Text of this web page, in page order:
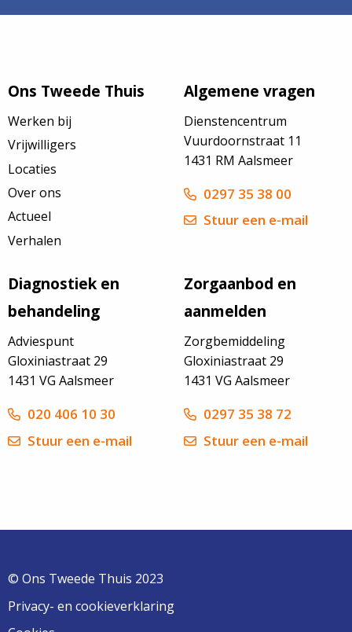
Ons Tweede Thuis
Werken bij
Vrijwilligers
Locaties
Over ons
Actueel
Verhalen
Algemene vragen
Dienstencentrum
Vuurdoornstraat 11
1431 RM Aalsmeer
0297 35 38 00
Stuur een e-mail
Diagnostiek en
behandeling
Adviespunt
Gloxiniastraat 29
1431 VG Aalsmeer
020 406 10 30
Stuur een e-mail
Zorgaanbod en
aanmelden
Zorgbemiddeling
Gloxiniastraat 29
1431 VG Aalsmeer
0297 35 38 72
Stuur een e-mail
© Ons Tweede Thuis 2023
Privacy- en cookieverklaring